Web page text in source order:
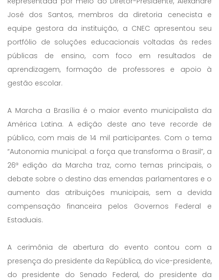
José dos Santos, membros da diretoria cenecista e
equipe gestora da instituição, a CNEC apresentou seu
portfólio de soluções educacionais voltadas às redes
públicas de ensino, com foco em resultados de
aprendizagem, formação de professores e apoio à
gestão escolar.
A Marcha a Brasília é o maior evento municipalista da
América Latina. A edição deste ano teve recorde de
público, com mais de 14 mil participantes. Com o tema
“Autonomia municipal: a força que transforma o Brasil”, a
26ª edição da Marcha traz, como temas principais, o
debate sobre o destino das emendas parlamentares e o
aumento das atribuições municipais, sem a devida
compensação financeira pelos Governos Federal e
Estaduais.
A cerimônia de abertura do evento contou com a
presença do presidente da República, do vice-presidente,
do presidente do Senado Federal, do presidente da